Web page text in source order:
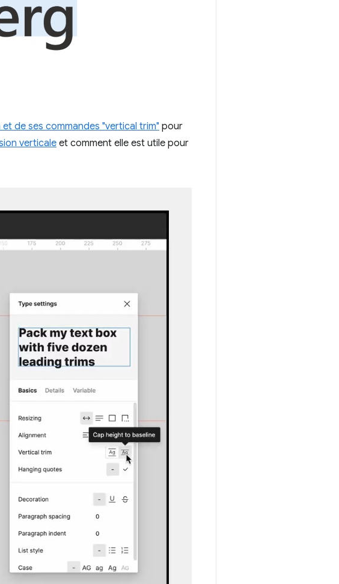
et de ses commandes "vertical trim" pour
verticale et comment elle est utile pour